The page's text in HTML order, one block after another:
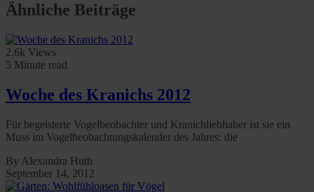
Ähnliche Beiträge
2.6k Views
5 Minute read
Woche des Kranichs 2012
Für begeisterte Vogelbeobachter und Kranichliebhaber ist sie ein
Muss im Vogelbeobachtungskalender des Jahres: die
By Alexandra Huth
September 14, 2012